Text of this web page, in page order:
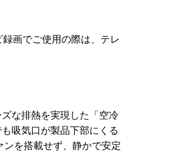
画でご使用の際は、テレ
な排熱を実現した「空冷
吸気口が製品下部にくる
ンを搭載せず、静かで安定